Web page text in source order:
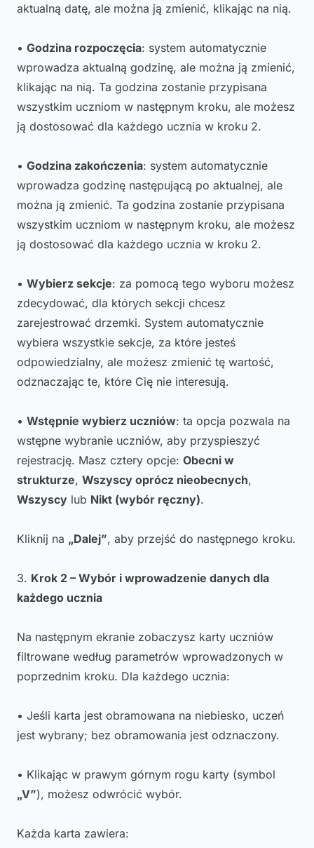
aktualną datę, ale można ją zmienić, klikając na nią.
• Godzina rozpoczęcia: system automatycznie
wprowadza aktualną godzinę, ale można ją zmienić,
klikając na nią. Ta godzina zostanie przypisana
wszystkim uczniom w następnym kroku, ale możesz
ją dostosować dla każdego ucznia w kroku 2.
• Godzina zakończenia: system automatycznie
wprowadza godzinę następującą po aktualnej, ale
można ją zmienić. Ta godzina zostanie przypisana
wszystkim uczniom w następnym kroku, ale możesz
ją dostosować dla każdego ucznia w kroku 2.
• Wybierz sekcje: za pomocą tego wyboru możesz
zdecydować, dla których sekcji chcesz
zarejestrować drzemki. System automatycznie
wybiera wszystkie sekcje, za które jesteś
odpowiedzialny, ale możesz zmienić tę wartość,
odznaczając te, które Cię nie interesują.
• Wstępnie wybierz uczniów: ta opcja pozwala na
wstępne wybranie uczniów, aby przyspieszyć
rejestrację. Masz cztery opcje: Obecni w
strukturze, Wszyscy oprócz nieobecnych,
Wszyscy lub Nikt (wybór ręczny).
Kliknij na „Dalej”, aby przejść do następnego kroku.
3. Krok 2 – Wybór i wprowadzenie danych dla
każdego ucznia
Na następnym ekranie zobaczysz karty uczniów
filtrowane według parametrów wprowadzonych w
poprzednim kroku. Dla każdego ucznia:
• Jeśli karta jest obramowana na niebiesko, uczeń
jest wybrany; bez obramowania jest odznaczony.
• Klikając w prawym górnym rogu karty (symbol
„V”), możesz odwrócić wybór.
Każda karta zawiera: